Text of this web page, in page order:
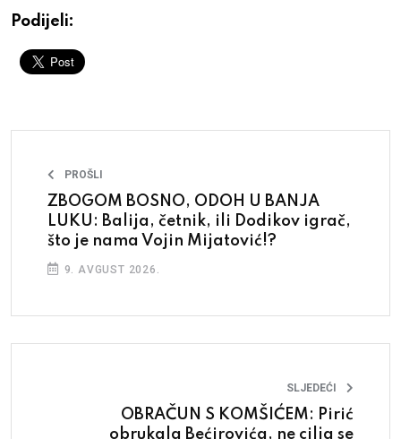
Podijeli:
PROŠLI
ZBOGOM BOSNO, ODOH U BANJA
LUKU: Balija, četnik, ili Dodikov igrač,
što je nama Vojin Mijatović!?
9. AVGUST 2026.
SLJEDEĆI
OBRAČUN S KOMŠIĆEM: Pirić
obrukala Bećirovića, ne cilja se